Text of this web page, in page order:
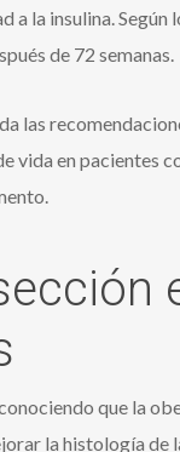
a la insulina.
de 72 semanas.
las
vida en pacientes
que la
la histología